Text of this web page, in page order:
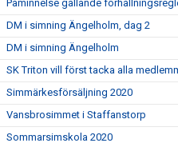
Påminnelse gällande
DM i simning Ängelholm, dag 2
DM i simning Ängelholm
SK Triton vill först tacka alla
Simmärkesförsäljning 2020
Vansbrosimmet i Staffanstorp
Sommarsimskola 2020